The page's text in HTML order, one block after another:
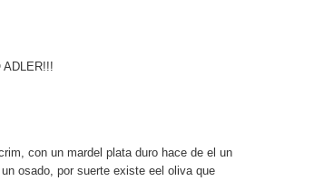
ADLER!!!
con un mardel plata duro hace de el un
osado, por suerte existe eel oliva que